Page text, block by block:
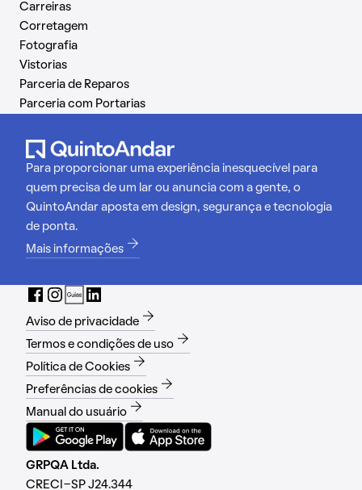
Carreiras
Corretagem
Fotografia
Vistorias
Parceria de Reparos
Parceria com Portarias
Para proporcionar uma experiência inesquecível para
quem precisa de um lar ou anuncia com a gente, o
QuintoAndar aposta em design, segurança e tecnologia
de ponta.
Mais informações
Aviso de privacidade
Termos e condições de uso
Política de Cookies
Preferências de cookies
Manual do usuário
GRPQA Ltda.
CRECI-SP J24.344